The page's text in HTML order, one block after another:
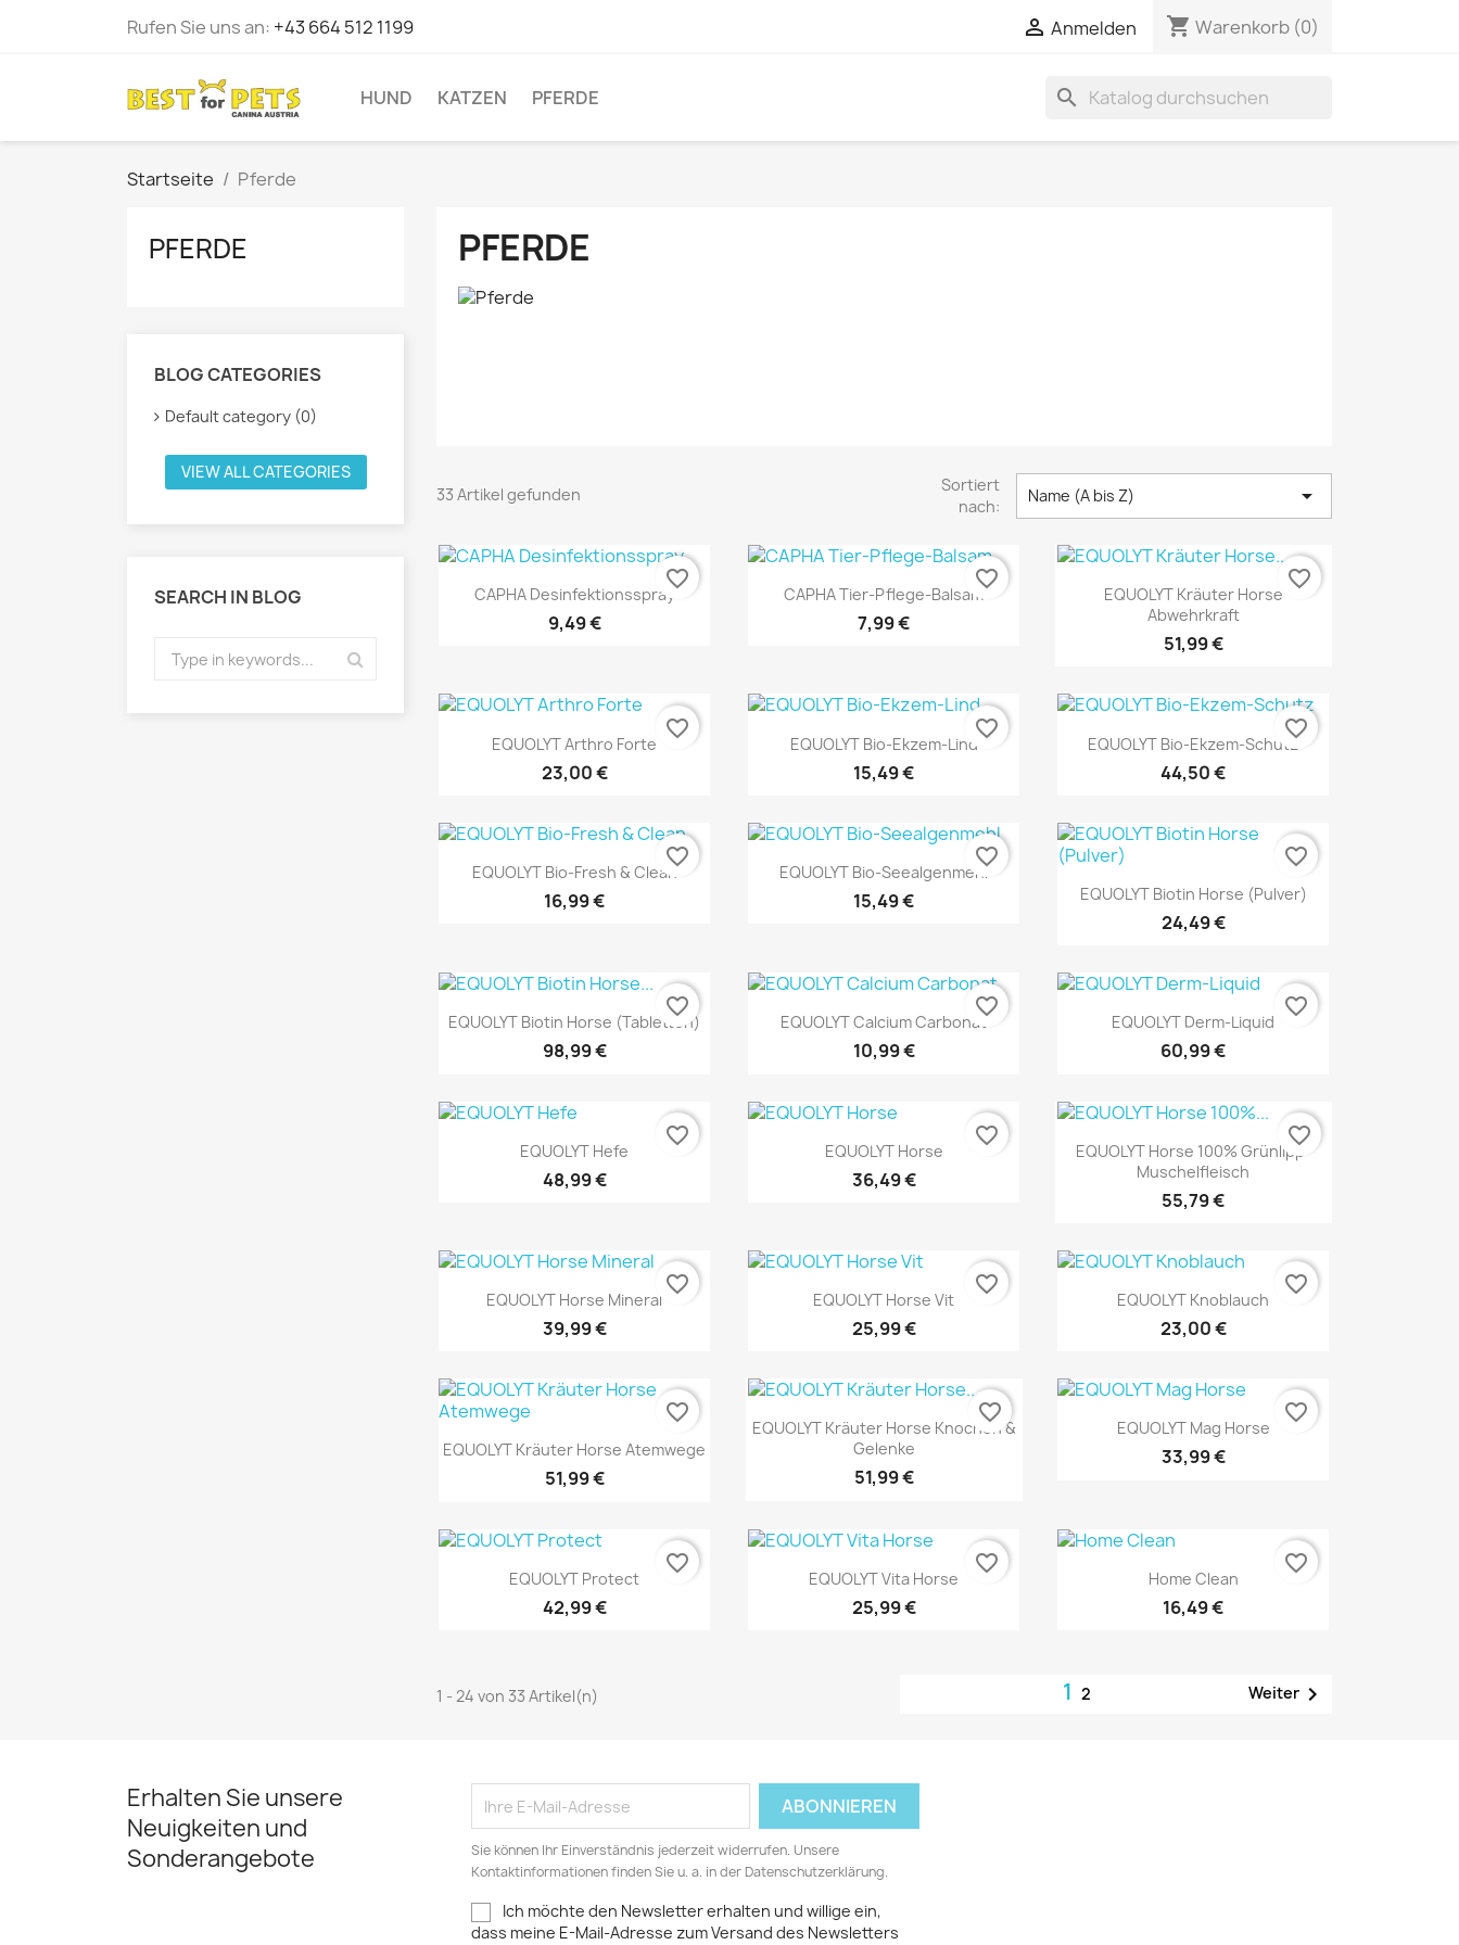
Rufen Sie uns an: +43 664 512 1199  Anmelden shopping_cart Warenkorb (0)
HUND KATZEN PFERDE search
Startseite Pferde
PFERDE
BLOG CATEGORIES
Default category (0)
VIEW ALL CATEGORIES
SEARCH IN BLOG
PFERDE
33 Artikel gefunden
Sortiert
nach:
Name (A bis Z) 
Vorschau
CAPHA Desinfektionsspray
9,49 €
favorite_border Vorschau
CAPHA Tier-Pflege-Balsam
7,99 €
favorite_border Vorschau
EQUOLYT Kräuter Horse
Abwehrkraft
51,99 €
favorite_border
Vorschau
EQUOLYT Arthro Forte
23,00 €
favorite_border Vorschau
EQUOLYT Bio-Ekzem-Lind
15,49 €
favorite_border Vorschau
EQUOLYT Bio-Ekzem-Schutz
44,50 €
favorite_border
Vorschau
EQUOLYT Bio-Fresh & Clean
16,99 €
favorite_border Vorschau
EQUOLYT Bio-Seealgenmehl
15,49 €
favorite_border
Vorschau
EQUOLYT Biotin Horse (Pulver)
24,49 €
favorite_border
Vorschau
EQUOLYT Biotin Horse (Tabletten)
98,99 €
favorite_border Vorschau
EQUOLYT Calcium Carbonat
10,99 €
favorite_border Vorschau
EQUOLYT Derm-Liquid
60,99 €
favorite_border
 Vorschau
EQUOLYT Hefe
48,99 €
favorite_border Vorschau
EQUOLYT Horse
36,49 €
favorite_border Vorschau
EQUOLYT Horse 100% Grünlipp-
Muschelfleisch
55,79 €
favorite_border
Vorschau
EQUOLYT Horse Mineral
39,99 €
favorite_border Vorschau
EQUOLYT Horse Vit
25,99 €
favorite_border Vorschau
EQUOLYT Knoblauch
23,00 €
favorite_border
Vorschau
EQUOLYT Kräuter Horse Atemwege
51,99 €
favorite_border Vorschau
EQUOLYT Kräuter Horse Knochen &
Gelenke
51,99 €
favorite_border Vorschau
EQUOLYT Mag Horse
33,99 €
favorite_border
Vorschau
EQUOLYT Protect
42,99 €
favorite_border Vorschau
EQUOLYT Vita Horse
25,99 €
favorite_border Vorschau
Home Clean
16,49 €
favorite_border
1 - 24 von 33 Artikel(n) 1 2 Weiter
Erhalten Sie unsere
Neuigkeiten und
Sonderangebote
Sie können Ihr Einverständnis jederzeit widerrufen. Unsere
Kontaktinformationen finden Sie u. a. in der Datenschutzerklärung.
Ich möchte den Newsletter erhalten und willige ein,
dass meine E-Mail-Adresse zum Versand des Newsletters